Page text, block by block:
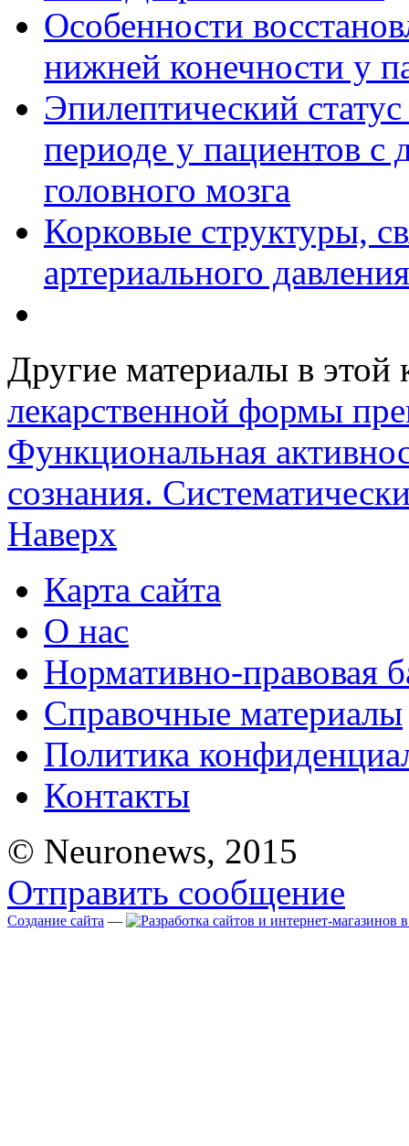
Особенности
нижней конечности у
Эпилептический
периоде у пациентов
головного мозга
Корковые структуры,
артериального давления
Другие материалы в этой
лекарственной формы
Функциональная
сознания.
Наверх
Карта сайта
О нас
Нормативно-правовая
Справочные материалы
Политика
Контакты
© Neuronews, 2015
Отправить сообщение
Создание сайта —